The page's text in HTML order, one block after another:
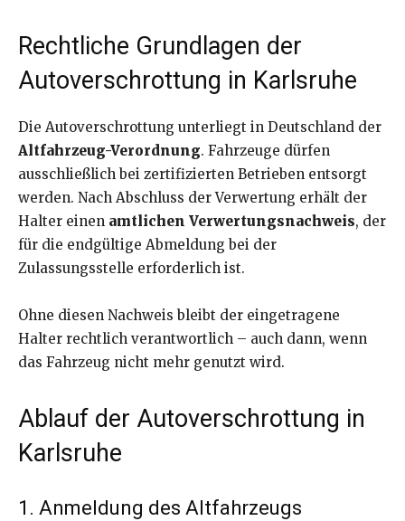
Rechtliche Grundlagen der
Autoverschrottung in Karlsruhe
Die Autoverschrottung unterliegt in Deutschland der
Altfahrzeug-Verordnung. Fahrzeuge dürfen
ausschließlich bei zertifizierten Betrieben entsorgt
werden. Nach Abschluss der Verwertung erhält der
Halter einen amtlichen Verwertungsnachweis, der
für die endgültige Abmeldung bei der
Zulassungsstelle erforderlich ist.
Ohne diesen Nachweis bleibt der eingetragene
Halter rechtlich verantwortlich – auch dann, wenn
das Fahrzeug nicht mehr genutzt wird.
Ablauf der Autoverschrottung in
Karlsruhe
1. Anmeldung des Altfahrzeugs